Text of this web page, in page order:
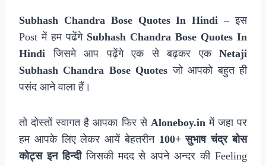
Subhash Chandra Bose Quotes In Hindi –इस
Post में हम पढेंगे Subhash Chandra Bose Quotes In
Hindiजिसमे आप पढ़ेंगे एक से बढ़कर एक Netaji
Subhash Chandra Bose Quotes जो आपको बहुत ही
पसंद आने वाला हैं।
तो दोस्तों स्वागत है आपका फिर से Aloneboy.inमें जहा पर
हम आपके लिए लेकर आयें बेहतरीन 100+ सुभाष चंद्र बोस
कोट्स इन हिन्दीजिसकी मदद से अपने अन्दर की Feeling